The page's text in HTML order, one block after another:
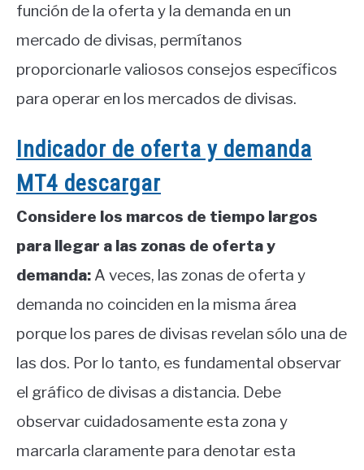
función de la oferta y la demanda en un
mercado de divisas, permítanos
proporcionarle valiosos consejos específicos
para operar en los mercados de divisas.
Indicador de oferta y demanda
MT4 descargar
Considere los marcos de tiempo largos
para llegar a las zonas de oferta y
demanda: A veces, las zonas de oferta y
demanda no coinciden en la misma área
porque los pares de divisas revelan sólo una de
las dos. Por lo tanto, es fundamental observar
el gráfico de divisas a distancia. Debe
observar cuidadosamente esta zona y
marcarla claramente para denotar esta